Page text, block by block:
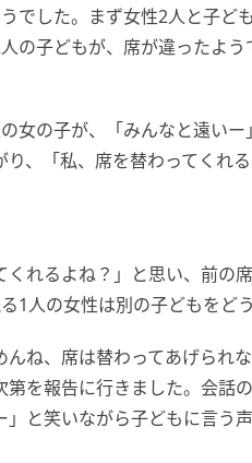
でした。まず女性2人と子ど
の子どもが、席が違ったよ
女の子が、「みんなと遠い
り、「私、席を替わってくれ
くれるよね？」と思い、前の
1人の女性は別の子どもをど
んね、席は替わってあげられ
第を報告に行きました。会話
」と笑いながら子どもに言う